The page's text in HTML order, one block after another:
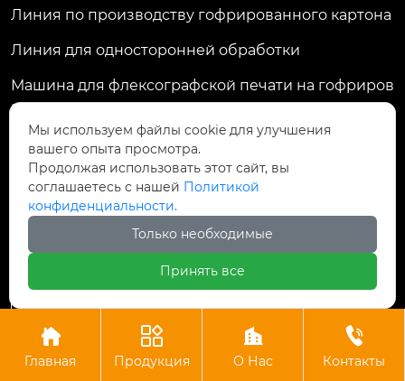
Линия по производству гофрированного картона
Линия для односторонней обработки
Машина для флексографской печати на гофриров
анном картоне
Машина для склеивания папок
Машина для ламинирования флейт
Комната 1701, здание 3, Greenland Central
Ханчжоу, провинция Чжэцзян, Китай
 machine@royal-packing.com

Главная

Продукция

О Нас

Контакты
Мы используем файлы cookie для улучшения
вашего опыта просмотра.
Продолжая использовать этот сайт, вы
соглашаетесь с нашей Политикой
конфиденциальности.
Только необходимые
Принять все